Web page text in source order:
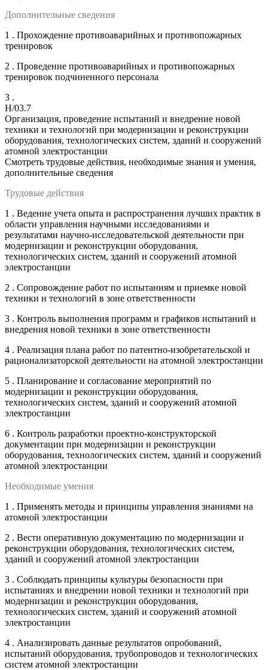
Дополнительные сведения
1 . Прохождение противоаварийных и противопожарных
тренировок
2 . Проведение противоаварийных и противопожарных
тренировок подчиненного персонала
3 .
H/03.7
Организация, проведение испытаний и внедрение новой
техники и технологий при модернизации и реконструкции
оборудования, технологических систем, зданий и сооружений
атомной электростанции
Смотреть трудовые действия, необходимые знания и умения,
дополнительные сведения
Трудовые действия
1 . Ведение учета опыта и распространения лучших практик в
области управления научными исследованиями и
результатами научно-исследовательской деятельности при
модернизации и реконструкции оборудования,
технологических систем, зданий и сооружений атомной
электростанции
2 . Сопровождение работ по испытаниям и приемке новой
техники и технологий в зоне ответственности
3 . Контроль выполнения программ и графиков испытаний и
внедрения новой техники в зоне ответственности
4 . Реализация плана работ по патентно-изобретательской и
рационализаторской деятельности на атомной электростанции
5 . Планирование и согласование мероприятий по
модернизации и реконструкции оборудования,
технологических систем, зданий и сооружений атомной
электростанции
6 . Контроль разработки проектно-конструкторской
документации при модернизации и реконструкции
оборудования, технологических систем, зданий и сооружений
атомной электростанции
Необходимые умения
1 . Применять методы и принципы управления знаниями на
атомной электростанции
2 . Вести оперативную документацию по модернизации и
реконструкции оборудования, технологических систем,
зданий и сооружений атомной электростанции
3 . Соблюдать принципы культуры безопасности при
испытаниях и внедрении новой техники и технологий при
модернизации и реконструкции оборудования,
технологических систем, зданий и сооружений атомной
электростанции
4 . Анализировать данные результатов опробований,
испытаний оборудования, трубопроводов и технологических
систем атомной электростанции